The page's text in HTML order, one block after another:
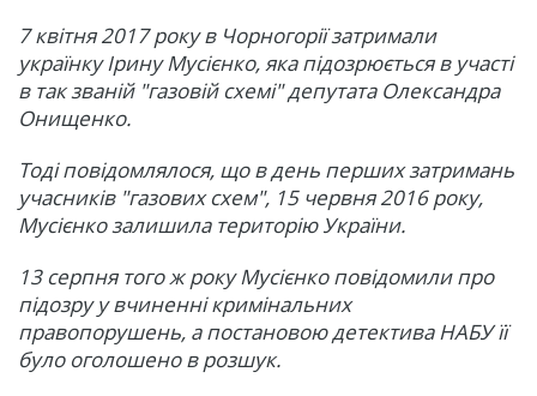
7 квітня 2017 року в Чорногорії затримали
українку Ірину Мусієнко, яка підозрюється в участі
в так званій "газовій схемі" депутата Олександра
Онищенко.
Тоді повідомлялося, що в день перших затримань
учасників "газових схем", 15 червня 2016 року,
Мусієнко залишила територію України.
13 серпня того ж року Мусієнко повідомили про
підозру у вчиненні кримінальних
правопорушень, а постановою детектива НАБУ її
було оголошено в розшук.